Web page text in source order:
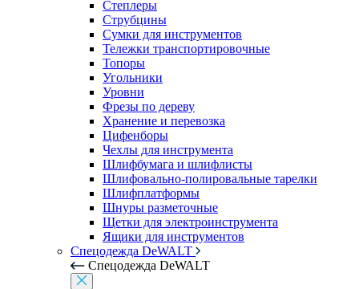
Степлеры
Струбцины
Сумки для инструментов
Тележки транспортировочные
Топоры
Угольники
Уровни
Фрезы по дереву
Хранение и перевозка
Цифенборы
Чехлы для инструмента
Шлифбумага и шлифлисты
Шлифовально-полировальные тарелки
Шлифплатформы
Шнуры разметочные
Щетки для электроинструмента
Ящики для инструментов
Спецодежда DeWALT
Спецодежда DeWALT